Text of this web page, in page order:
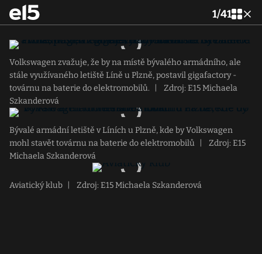
1/41
Volkswagen zvažuje, že by na místě bývalého armádního, ale
stále využívaného letiště Líně u Plzně, postavil gigafactory -
továrnu na baterie do elektromobilů.
Zdroj: E15 Michaela
Szkanderová
Bývalé armádní letiště v Líních u Plzně, kde by Volkswagen
mohl stavět továrnu na baterie do elektromobilů
Zdroj: E15
Michaela Szkanderová
Aviatický klub Zdroj: E15 Michaela Szkanderová